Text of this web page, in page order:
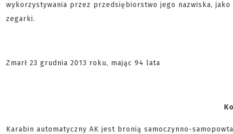
wykorzystywania przez przedsiębiorstwo jego nazwiska,
zegarki.
Zmarł 23 grudnia 2013 roku, mając 94 lata
Karabin automatyczny AK jest bronią samoczynno-